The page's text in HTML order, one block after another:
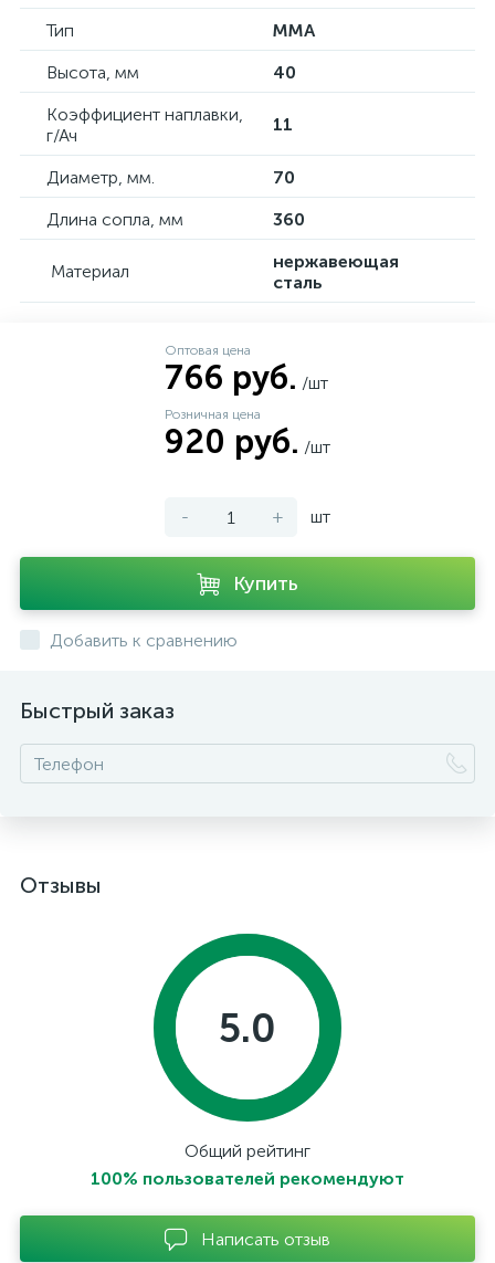
Тип
ММА
Высота, мм
40
Коэффициент наплавки,
г/Ач
11
Диаметр, мм.
70
Длина сопла, мм
360
Материал
нержавеющая
сталь
Оптовая цена
766 руб. /шт
Розничная цена
920 руб. /шт
- + шт
Купить
Добавить к сравнению
Быстрый заказ
Отзывы
5.0
Общий рейтинг
100% пользователей рекомендуют
Написать отзыв